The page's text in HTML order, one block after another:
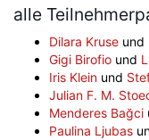
alle
Dilara Kruse und
Gigi Birofio und
Iris Klein und
Julian F. M.
Menderes Bağci
Paulina Ljubas